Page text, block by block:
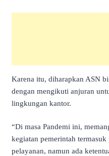
Karena itu, diharapkan ASN
dengan mengikuti anjuran
lingkungan kantor.
“Di masa Pandemi ini,
kegiatan pemerintah
pelayanan, namun ada